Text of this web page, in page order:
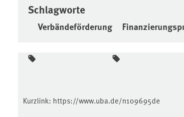
Schlagworte
Verbändeförderung
Kurzlink: https://www.uba.de/n109695de